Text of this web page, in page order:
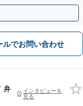
ルでお問い合わせ
弁
インタビューを
見る